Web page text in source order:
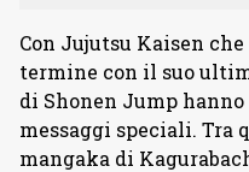
Con Jujutsu Kaisen
termine con il suo
di Shonen Jump
messaggi speciali. Tra
mangaka di